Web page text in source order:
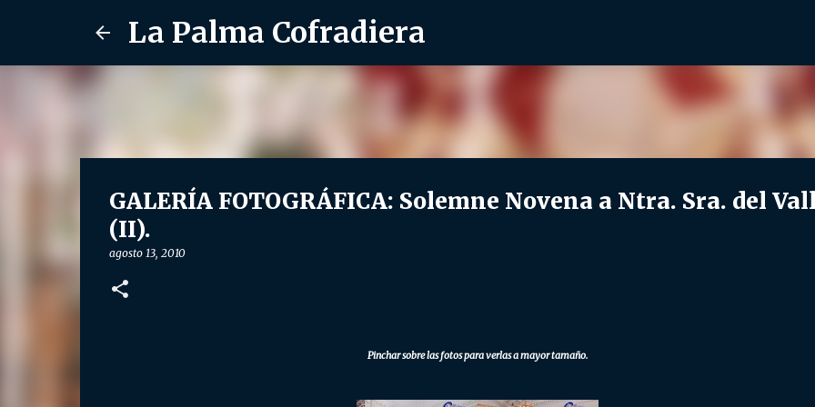
La Palma Cofradiera
GALERÍA FOTOGRÁFICA: Solemne Novena a Ntra. Sra. del
(II).
agosto 13, 2010
Pinchar sobre las fotos para verlas a mayor tamaño.